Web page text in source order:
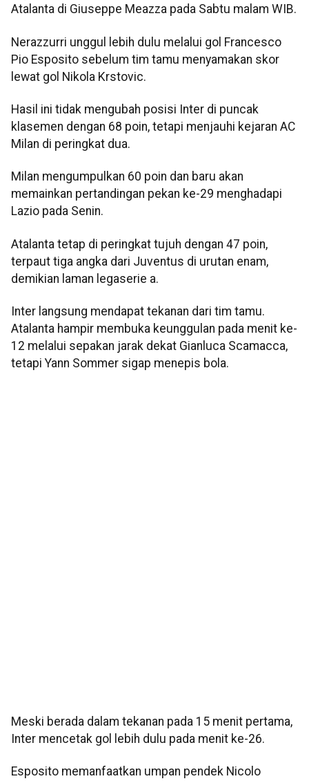
Atalanta di Giuseppe Meazza pada Sabtu malam WIB.
Nerazzurri unggul lebih dulu melalui gol Francesco
Pio Esposito sebelum tim tamu menyamakan skor
lewat gol Nikola Krstovic.
Hasil ini tidak mengubah posisi Inter di puncak
klasemen dengan 68 poin, tetapi menjauhi kejaran AC
Milan di peringkat dua.
Milan mengumpulkan 60 poin dan baru akan
memainkan pertandingan pekan ke-29 menghadapi
Lazio pada Senin.
Atalanta tetap di peringkat tujuh dengan 47 poin,
terpaut tiga angka dari Juventus di urutan enam,
demikian laman legaserie a.
Inter langsung mendapat tekanan dari tim tamu.
Atalanta hampir membuka keunggulan pada menit ke-
12 melalui sepakan jarak dekat Gianluca Scamacca,
tetapi Yann Sommer sigap menepis bola.
Meski berada dalam tekanan pada 15 menit pertama,
Inter mencetak gol lebih dulu pada menit ke-26.
Esposito memanfaatkan umpan pendek Nicolo